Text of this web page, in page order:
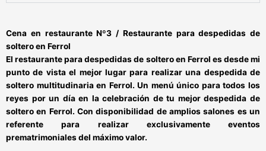
Cena en restaurante Nº3 / Restaurante para despedidas de
soltero en Ferrol
Elrestaurante para despedidas de soltero en Ferrol es desde mi
punto de vista el mejor lugar para realizar una despedida de
soltero multitudinaria en Ferrol. Un menú único para todos los
reyes por un díaen la celebración detu mejor despedida de
soltero en Ferrol. Con disponibilidad de amplios salones es un
referente para realizar exclusivamente eventos
prematrimoniales del máximo valor.